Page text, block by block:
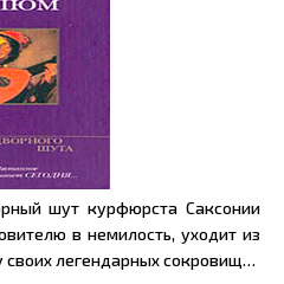
шут курфюрста Саксонии
в немилость, уходит из
своих легендарных сокровищ…